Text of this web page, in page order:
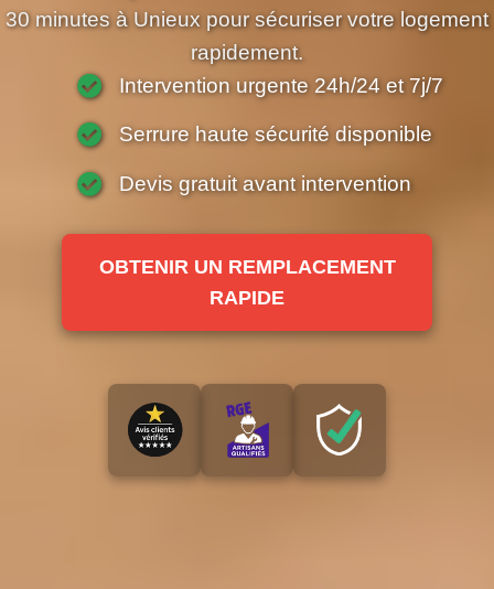
30 minutes à Unieux pour sécuriser votre logement
rapidement.
Intervention urgente 24h/24 et 7j/7
Serrure haute sécurité disponible
Devis gratuit avant intervention
OBTENIR UN REMPLACEMENT
RAPIDE